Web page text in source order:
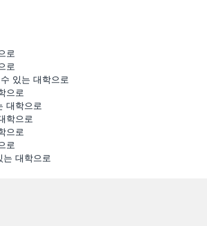
로
로
있는 대학으로
으로
대학으로
학으로
으로
로
는 대학으로